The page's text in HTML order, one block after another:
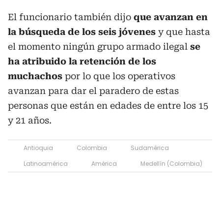
El funcionario también dijo que avanzan en
la búsqueda de los seis jóvenes y que hasta
el momento ningún grupo armado ilegal se
ha atribuido la retención de los
muchachos por lo que los operativos
avanzan para dar el paradero de estas
personas que están en edades de entre los 15
y 21 años.
Antioquia Colombia
Sudamérica
Latinoamérica
América Medellín (Colombia)